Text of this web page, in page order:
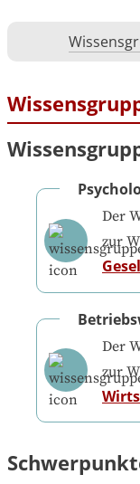
Der
zur
Der
zur